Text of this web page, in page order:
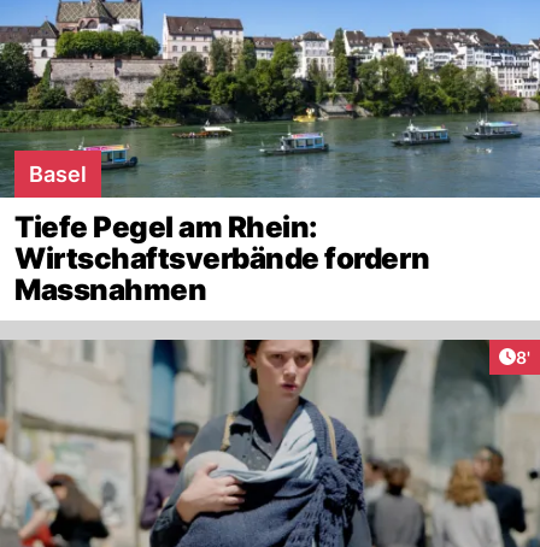
Basel
Tiefe Pegel am Rhein:
Wirtschaftsverbände fordern
Massnahmen
8'